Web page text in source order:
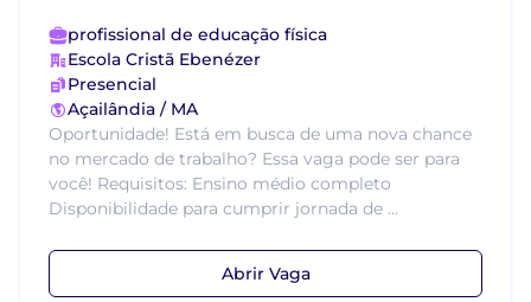
profissional de educação física
Escola Cristã Ebenézer
Presencial
Açailândia / MA
Oportunidade! Está em busca de uma nova chance
no mercado de trabalho? Essa vaga pode ser para
você! Requisitos: Ensino médio completo
Disponibilidade para cumprir jornada de ...
Abrir Vaga